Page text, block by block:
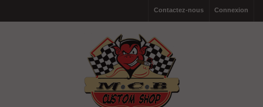
Connexion
Contactez-nous